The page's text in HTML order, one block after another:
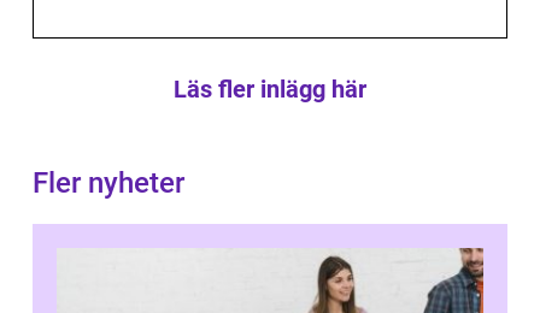
Läs fler inlägg här
Fler nyheter